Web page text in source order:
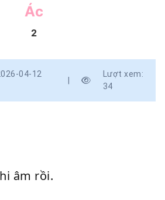
Ác
2
04-12
|
Lượt xem:
34
âm rồi.